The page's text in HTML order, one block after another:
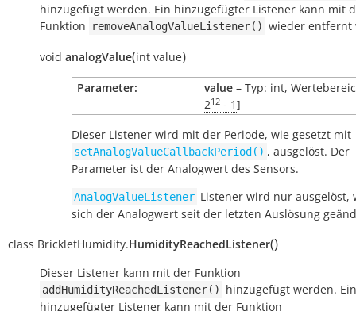
hinzugefügt werden. Ein hinzugefügter Listener kann mit
Funktion
removeAnalogValueListener() wieder entfernt
void analogValue(int value)
Parameter: value – Typ: int,
212 - 1]
Dieser Listener wird mit der Periode, wie gesetzt mit
setAnalogValueCallbackPeriod() , ausgelöst. Der
Parameter ist der Analogwert des Sensors.
AnalogValueListener Listener wird nur ausgelöst,
sich der Analogwert seit der letzten Auslösung
class BrickletHumidity.HumidityReachedListener()
Dieser Listener kann mit der Funktion
addHumidityReachedListener()
hinzugefügt werden. Ein
hinzugefügter Listener kann mit der Funktion